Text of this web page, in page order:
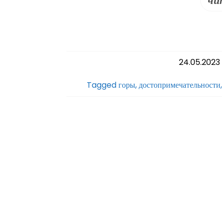
24.05.2023
Taggedгоры,достопримечательности